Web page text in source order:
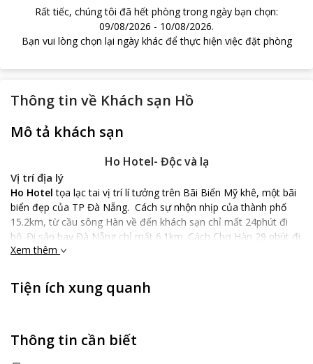
Rất tiếc, chúng tôi đã hết phòng trong ngày bạn chọn:
09/08/2026 - 10/08/2026.
Bạn vui lòng chọn lại ngày khác để thực hiện việc đặt phòng
Thông tin về Khách sạn Hồ
Mô tả khách sạn
Ho Hotel- Độc và lạ
Vị trí địa lý
Ho Hotel tọa lạc tai vị trí lí tưởng trên Bãi Biển Mỹ khê, một bãi
biển đẹp của TP Đà Nẵng. Cách sự nhộn nhịp của thành phố
15.2km, từ cầu sông Hàn về đến khách sạn chỉ mất 24phút đi
bộ. Đi sân bay Đà Nẵng chỉ mất 6.1km. Cách Chợ Hàn 29 phút đi
bộ, bạn tha hồ vui chơi mua sắm tại các trung tâm thương mại
nhiều thời gian đi thăm quan, khám phá, hòa nhập vào cuộc
sống phồn thị của thành phố.
lịch, thân thiện của đội ngũ nhân viên nhiệt tình, hòa quyện với
Xem thêm
Tiện ích xung quanh
Thông tin cần biết